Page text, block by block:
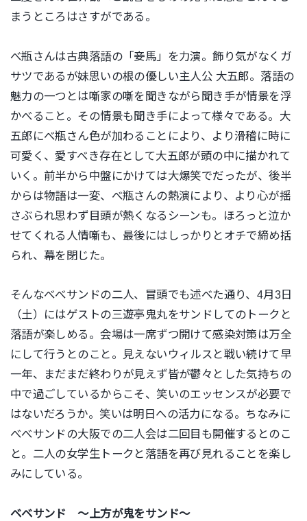
まうところはさすがである。
べ瓶さんは古典落語の「妾馬」を力演。飾り気がなくガ
サツであるが妹思いの根の優しい主人公 大五郎。落語の
魅力の一つとは噺家の噺を聞きながら聞き手が情景を浮
かべること。その情景も聞き手によって様々である。大
五郎にべ瓶さん色が加わることにより、より滑稽に時に
可愛く、愛すべき存在として大五郎が頭の中に描かれて
いく。前半から中盤にかけては大爆笑でだったが、後半
からは物語は一変、べ瓶さんの熱演により、より心が揺
さぶられ思わず目頭が熱くなるシーンも。ほろっと泣か
せてくれる人情噺も、最後にはしっかりとオチで締め括
られ、幕を閉じた。
そんなべべサンドの二人、冒頭でも述べた通り、4月3日
（土）にはゲストの三遊亭鬼丸をサンドしてのトークと
落語が楽しめる。会場は一席ずつ開けて感染対策は万全
にして行うとのこと。見えないウィルスと戦い続けて早
一年、まだまだ終わりが見えず皆が鬱々とした気持ちの
中で過ごしているからこそ、笑いのエッセンスが必要で
はないだろうか。笑いは明日への活力になる。ちなみに
べべサンドの大阪での二人会は二回目も開催するとのこ
と。二人の女学生トークと落語を再び見れることを楽し
みにしている。
ベベサンド ～上方が鬼をサンド～